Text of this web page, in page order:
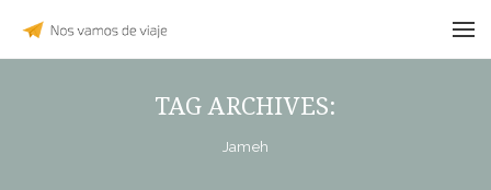
TAG ARCHIVES:
Jameh